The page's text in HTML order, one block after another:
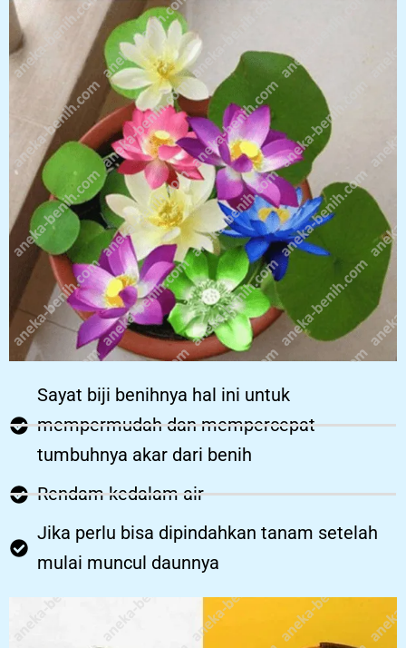
Sayat biji benihnya hal ini untuk
mempermudah dan mempercepat
tumbuhnya akar dari benih
Rendam kedalam air
Jika perlu bisa dipindahkan tanam setelah
mulai muncul daunnya